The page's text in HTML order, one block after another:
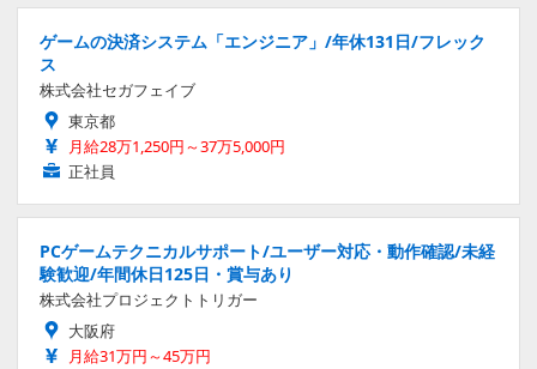
ゲームの決済システム「エンジニア」/年休131日/フレック
ス
株式会社セガフェイブ
東京都
月給28万1,250円～37万5,000円
正社員
PCゲームテクニカルサポート/ユーザー対応・動作確認/未経
験歓迎/年間休日125日・賞与あり
株式会社プロジェクトトリガー
大阪府
月給31万円～45万円